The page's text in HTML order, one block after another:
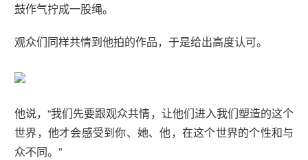
鼓作气拧成一股绳。
观众们同样共情到他拍的作品，于是给出高度认可。
他说，“我们先要跟观众共情，让他们进入我们塑造的这个
世界，他才会感受到你、她、他，在这个世界的个性和与
众不同。”